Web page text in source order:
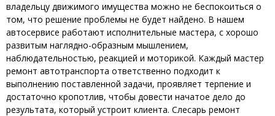
владельцу движимого имущества можно не беспокоиться о
том, что решение проблемы не будет найдено. В нашем
автосервисе работают исполнительные мастера, с хорошо
развитым наглядно-образным мышлением,
наблюдательностью, реакцией и моторикой. Каждый мастер
ремонт автотранспорта ответственно подходит к
выполнению поставленной задачи, проявляет терпение и
достаточно кропотлив, чтобы довести начатое дело до
результата, который устроит клиента. Слесарь ремонт